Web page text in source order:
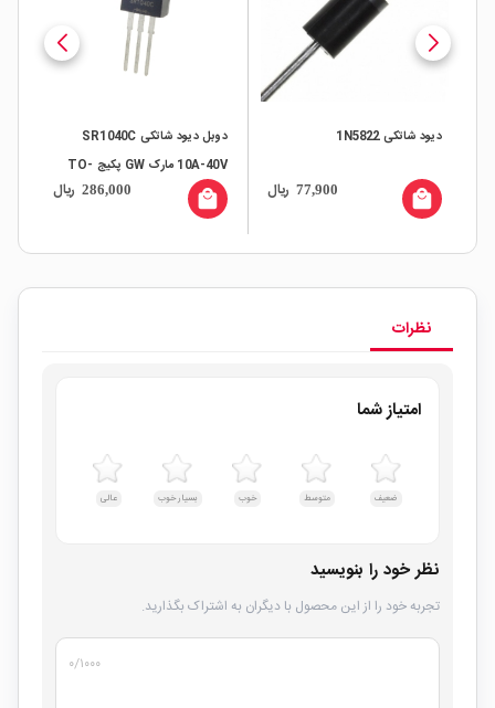
دیود شاتکی 1N5822
77,900 ریال local_mall
دوبل دیود شاتکی SR1040C
10A-40V مارک GW پکیج TO-
220
286,000 ریال local_mall
نظرات
امتیاز شما
ضعیف متوسط خوب بسیار خوب عالی
نظر خود را بنویسید
تجربه خود را از این محصول با دیگران به اشتراک بگذارید.
۰/۱۰۰۰